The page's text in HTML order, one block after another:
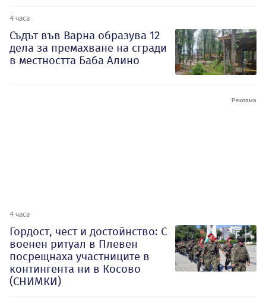
4 часа
Съдът във Варна образува 12
дела за премахване на сгради
в местността Баба Алино
4 часа
Гордост, чест и достойнство: С
военен ритуал в Плевен
посрещнаха участниците в
контингента ни в Косово
(СНИМКИ)